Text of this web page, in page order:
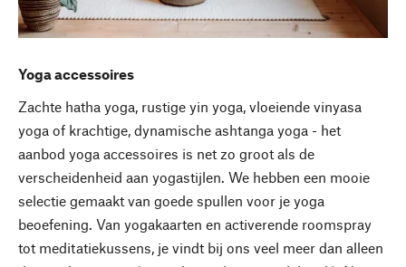
Yoga accessoires
Zachte hatha yoga, rustige yin yoga, vloeiende vinyasa
yoga of krachtige, dynamische ashtanga yoga - het
aanbod yoga accessoires is net zo groot als de
verscheidenheid aan yogastijlen. We hebben een mooie
selectie gemaakt van goede spullen voor je yoga
beoefening. Van yogakaarten en activerende roomspray
tot meditatiekussens, je vindt bij ons veel meer dan alleen